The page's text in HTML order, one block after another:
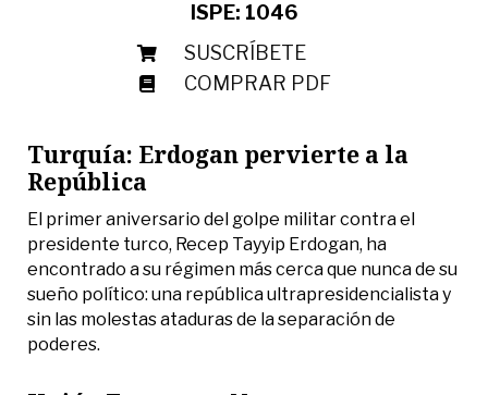
ISPE: 1046
SUSCRÍBETE
COMPRAR PDF
Turquía: Erdogan pervierte a la
República
El primer aniversario del golpe militar contra el
presidente turco, Recep Tayyip Erdogan, ha
encontrado a su régimen más cerca que nunca de su
sueño político: una república ultrapresidencialista y
sin las molestas ataduras de la separación de
poderes.